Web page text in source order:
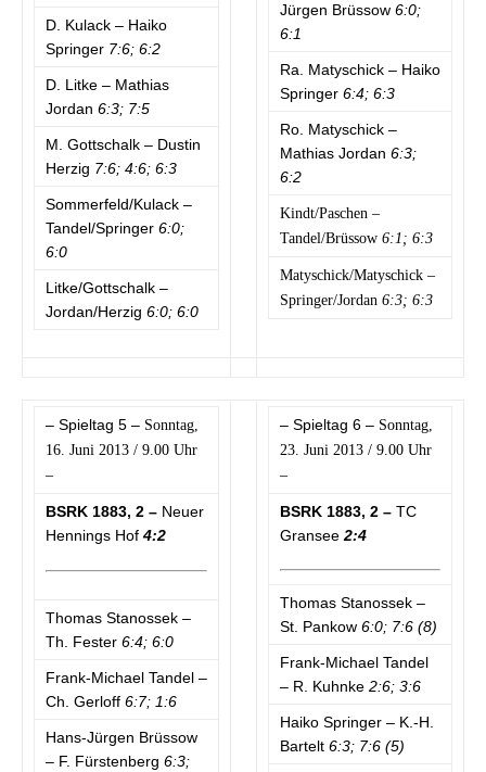
D. Kulack – Haiko
Springer 7:6; 6:2
D. Litke – Mathias
Jordan 6:3; 7:5
M. Gottschalk – Dustin
Herzig 7:6; 4:6; 6:3
Sommerfeld/Kulack –
Tandel/Springer 6:0;
6:0
Litke/Gottschalk –
Jordan/Herzig 6:0; 6:0
Jürgen Brüssow 6:0;
6:1
Ra. Matyschick – Haiko
Springer 6:4; 6:3
Ro. Matyschick –
Mathias Jordan 6:3;
6:2
Kindt/Paschen –
Tandel/Brüssow 6:1; 6:3
Matyschick/Matyschick –
Springer/Jordan 6:3; 6:3
– Spieltag 5 – Sonntag,
16. Juni 2013 / 9.00 Uhr
–
BSRK 1883, 2 – Neuer
Hennings Hof 4:2
Thomas Stanossek –
Th. Fester 6:4; 6:0
Frank-Michael Tandel –
Ch. Gerloff 6:7; 1:6
Hans-Jürgen Brüssow
– F. Fürstenberg 6:3;
– Spieltag 6 – Sonntag,
23. Juni 2013 / 9.00 Uhr
–
BSRK 1883, 2 – TC
Gransee 2:4
Thomas Stanossek –
St. Pankow 6:0; 7:6 (8)
Frank-Michael Tandel
– R. Kuhnke 2:6; 3:6
Haiko Springer – K.-H.
Bartelt 6:3; 7:6 (5)